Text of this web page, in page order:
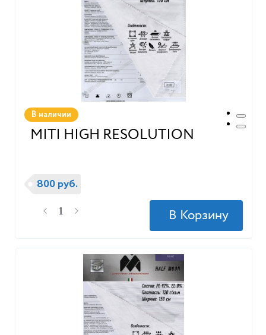
В наличии
MITI HIGH RESOLUTION
800 руб.